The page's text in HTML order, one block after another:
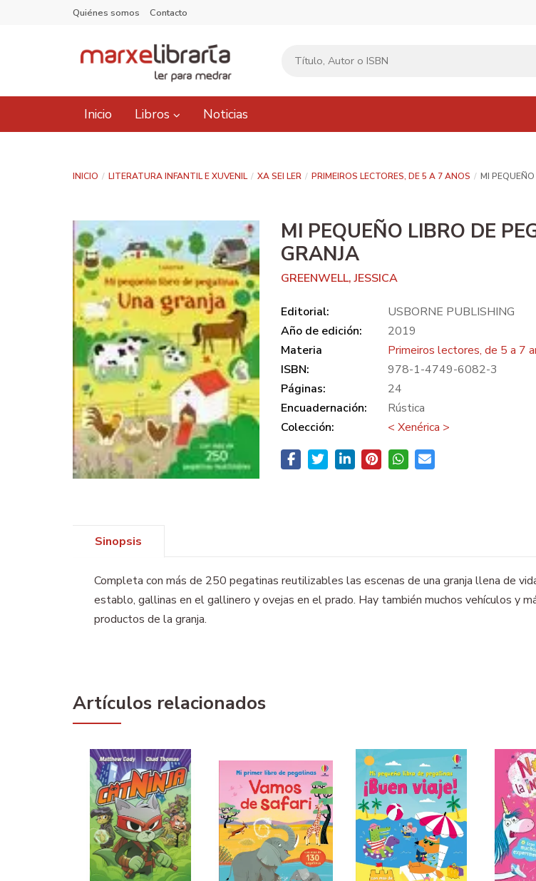
Quiénes somos Contacto
Inicio Libros Noticias
INICIO LITERATURA INFANTIL E XUVENIL XA SEI LER PRIMEIROS LECTORES, DE 5 A 7 ANOS MI
MI PEQUEÑO LIBRO DE
GRANJA
GREENWELL, JESSICA
Editorial:
USBORNE PUBLISHING
Año de edición:
2019
Materia
Primeiros lectores, de 5 a 7
ISBN:
978-1-4749-6082-3
Páginas:
24
Encuadernación:
Rústica
Colección:
< Xenérica >
Sinopsis
Completa con más de 250 pegatinas reutilizables las escenas de una granja llena de
establo, gallinas en el gallinero y ovejas en el prado. Hay también muchos vehículos y
productos de la granja.
Artículos relacionados